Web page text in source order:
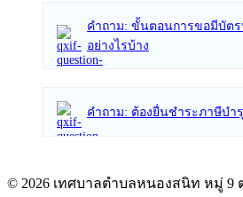
คำถาม: ขั้นตอนการขอมีบัต
อย่างไรบ้าง
คำถาม: ต้องยื่นชำระภาษีบำ
© 2026 เทศบาลตำบลหนองสนิท หมู่ 9